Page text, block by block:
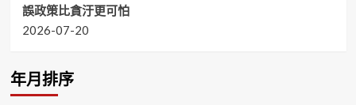
誤政策比貪汙更可怕
2026-07-20
年月排序